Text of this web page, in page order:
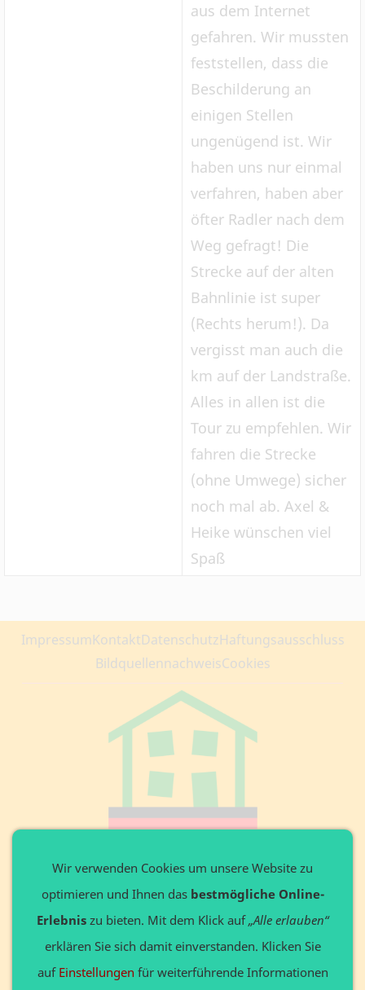
aus dem Internet
gefahren. Wir mussten
feststellen, dass die
Beschilderung an
einigen Stellen
ungenügend ist. Wir
haben uns nur einmal
verfahren, haben aber
öfter Radler nach dem
Weg gefragt! Die
Strecke auf der alten
Bahnlinie ist super
(Rechts herum!). Da
vergisst man auch die
km auf der Landstraße.
Alles in allen ist die
Tour zu empfehlen. Wir
fahren die Strecke
(ohne Umwege) sicher
noch mal ab. Axel &
Heike wünschen viel
Spaß
ImpressumKontaktDatenschutzHaftungsausschluss
BildquellennachweisCookies
Private Website
Ansprechpartner: Axel Döring
Leitenweg 3 in 87642 Halblech
Tel. +49 8368 9136648
Privat: www.Döring24.de
Wir verwenden Cookies um unsere Website zu
optimieren und Ihnen das bestmögliche Online-
Erlebnis zu bieten. Mit dem Klick auf„Alle erlauben“
erklären Sie sich damit einverstanden. Klicken Sie
auf Einstellungen für weiterführende Informationen